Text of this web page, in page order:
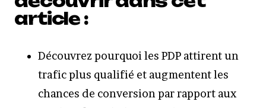
article :
Découvrez pourquoi les PDP attirent un
trafic plus qualifié et augmentent les
chances de conversion par rapport aux